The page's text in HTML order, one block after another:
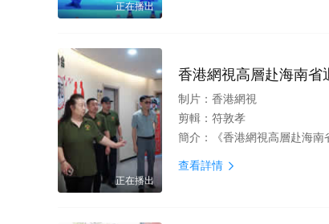
正在播出
正在播出
香港網視高層赴海南省
制片： 香港網視
剪輯： 符敦孝
簡介：
《香港網視高層赴海
查看詳情 